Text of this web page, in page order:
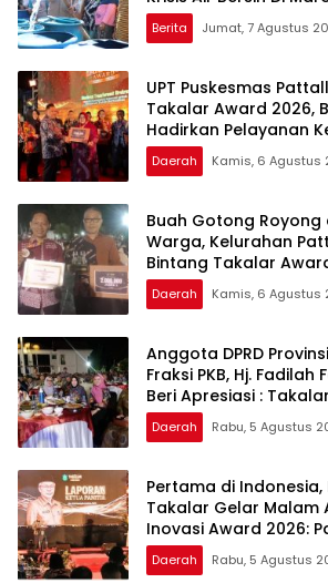
Berita Jumat, 7 Agustus
UPT Puskesmas
Takalar Award 2026,
Hadirkan Pelayanan
Berkualitas
Daerah Kamis, 6 Agustus
Buah Gotong
Warga, Kelurahan
Bintang Takalar
Daerah Kamis, 6 Agustus
Anggota DPRD
Fraksi PKB, Hj.
Beri Apresiasi :
Lentera Pengabdian
Apresiasi dan Inovasi
Daerah Rabu, 5 Agustus
Pertama di
Takalar Gelar Malam
Inovasi Award 2026:
Penghargaan bagi
Berprestasi
Daerah Rabu, 5 Agustus